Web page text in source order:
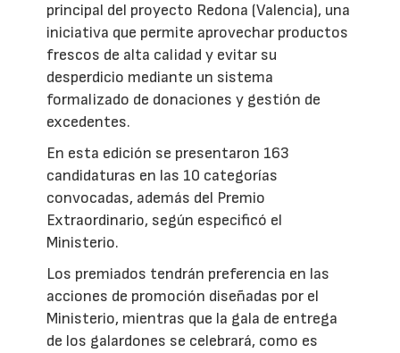
principal del proyecto Redona (Valencia), una
iniciativa que permite aprovechar productos
frescos de alta calidad y evitar su
desperdicio mediante un sistema
formalizado de donaciones y gestión de
excedentes.
En esta edición se presentaron 163
candidaturas en las 10 categorías
convocadas, además del Premio
Extraordinario, según especificó el
Ministerio.
Los premiados tendrán preferencia en las
acciones de promoción diseñadas por el
Ministerio, mientras que la gala de entrega
de los galardones se celebrará, como es